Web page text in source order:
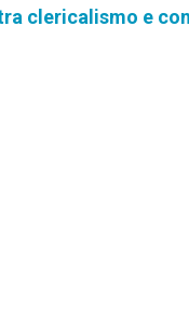
clericalismo e